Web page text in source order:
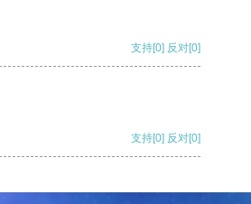
支持[0] 反对[0]
支持[0] 反对[0]